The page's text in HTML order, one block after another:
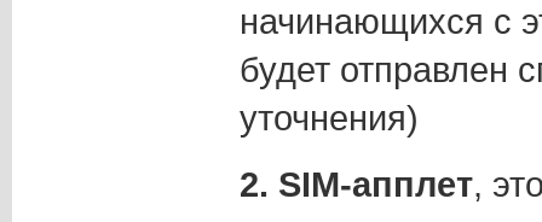
начинающихся с
будет отправлен
уточнения)
2. SIM-апплет,